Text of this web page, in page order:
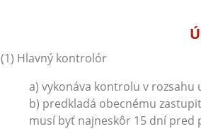
(1) Hlavný kontrolór
a) vykonáva kontrolu v rozsahu
b) predkladá obecnému
musí byť najneskôr 15 dní pred